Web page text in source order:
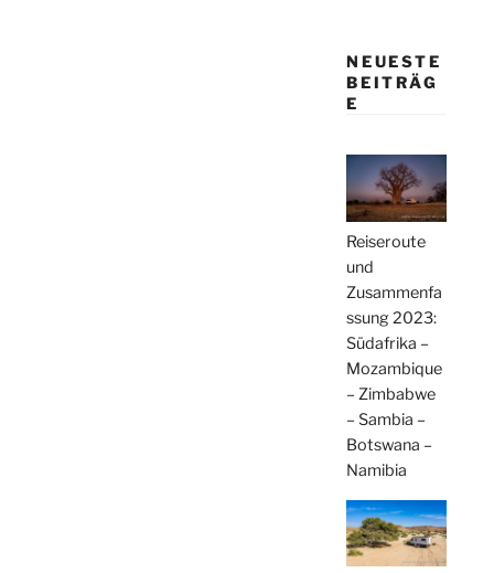
NEUESTE
BEITRÄG
E
Reiseroute
und
Zusammenfa
ssung 2023:
Südafrika –
Mozambique
– Zimbabwe
– Sambia –
Botswana –
Namibia